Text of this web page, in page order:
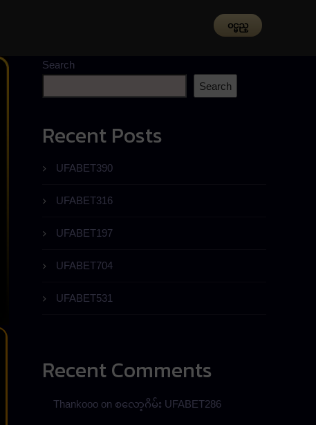
၀င္မည္
Search
Search
Recent Posts
UFABET390
UFABET316
UFABET197
UFABET704
UFABET531
Recent Comments
Thankooo on စလော့ဂိမ်း UFABET286